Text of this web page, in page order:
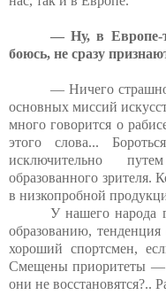
— Ну, в Европе-
боюсь, не сразу
— Ничего
основных миссий
много говорится о
этого слова...
исключительно
образованного зрителя.
в низкопробной
У нашего народа
образованию,
хороший спортсмен,
Смещены приоритеты —
они не восстановятся?..